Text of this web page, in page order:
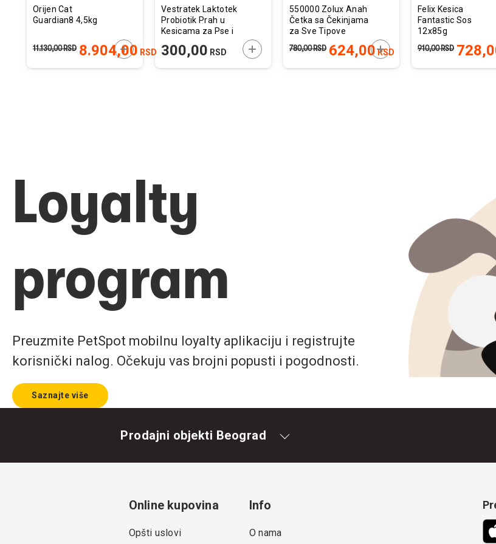
U KORPU
Orijen Cat
Guardian8 4,5kg
8.904,00 RSD
11.130,00RSD DODAJTE U KORPU
Vestratek Laktotek
Probiotik Prah u
Kesicama za Pse i
300,00 RSD DODAJTE U KORPU
550000 Zolux Anah
Četka sa Čekinjama
za Sve Tipove
7,3x3,3x16,5cm624,00RSD
780,00RSD DODAJTE U KORPU
Felix Kesica
Fantastic Sos
12x85g
910,00RSD
Loyalty
program
Preuzmite PetSpot mobilnu loyalty aplikaciju i registrujte
korisnički nalog. Očekuju vas brojni popusti i pogodnosti.
Saznajte više
Prodajni objekti Beograd
Online kupovina
Opšti uslovi
Info
O nama